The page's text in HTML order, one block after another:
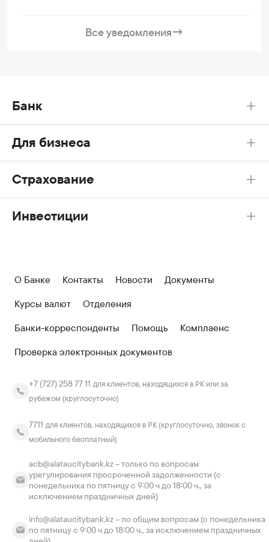
Все уведомления→
Банк
Для бизнеса
Страхование
Инвестиции
О Банке Контакты Новости
Документы
Курсы валют
Отделения
Банки-корреспонденты
Помощь
Комплаенс
Проверка электронных документов
+7 (727) 258 77 11 для клиентов, находящихся в РК или за
рубежом (круглосуточно)
7711 для клиентов, находящихся в РК (круглосуточно, звонок с
мобильного бесплатный)
acb@alataucitybank.kz – только по вопросам
урегулирования просроченной задолженности (с
понедельника по пятницу с 9:00 ч до 18:00 ч., за
исключением праздничных дней)
info@alataucitybank.kz – по общим вопросам (с понедельника
по пятницу с 9:00 ч до 18:00 ч., за исключением праздничных